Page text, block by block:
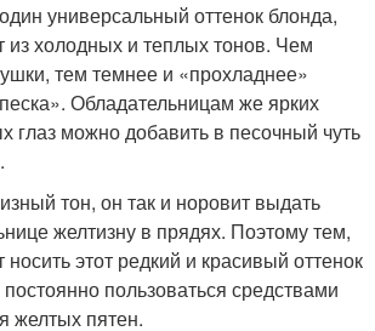
универсальный оттенок блонда,
из холодных и теплых тонов. Чем
тем темнее и «прохладнее»
Обладательницам же ярких
глаз можно добавить в песочный чуть
тон, он так и норовит выдать
желтизну в прядях. Поэтому тем,
носить этот редкий и красивый оттенок
пользоваться средствами
желтых пятен.